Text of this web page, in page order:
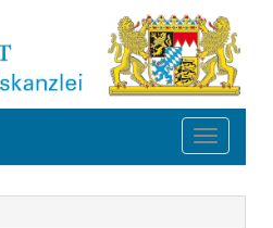
Toggle